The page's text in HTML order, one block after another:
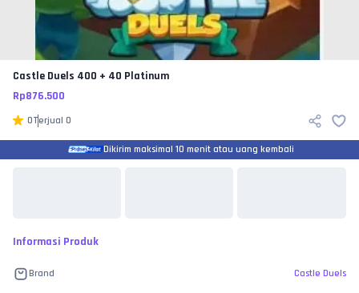
Castle Duels 400 + 40 Platinum
Rp876.500
0Terjual 0
Dikirim maksimal 10 menit atau uang kembali
Informasi Produk
Brand Castle Duels